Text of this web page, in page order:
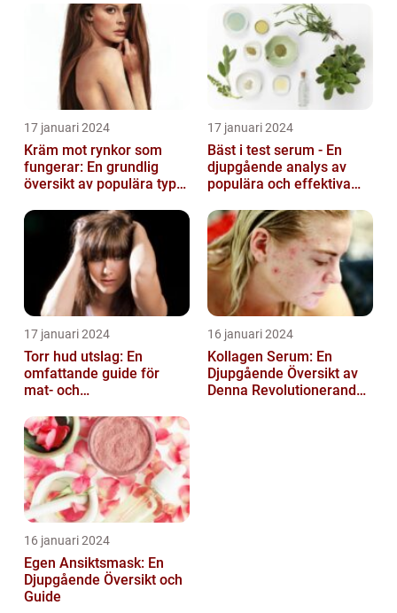
17 januari 2024
Kräm mot rynkor som
fungerar: En grundlig
översikt av populära typer
17 januari 2024
Bäst i test serum - En
djupgående analys av
populära och effektiva
17 januari 2024
Torr hud utslag: En
omfattande guide för
mat- och
16 januari 2024
Kollagen Serum: En
Djupgående Översikt av
Denna Revolutionerande
16 januari 2024
Egen Ansiktsmask: En
Djupgående Översikt och
Guide